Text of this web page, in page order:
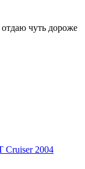
чуть дороже
Cruiser 2004